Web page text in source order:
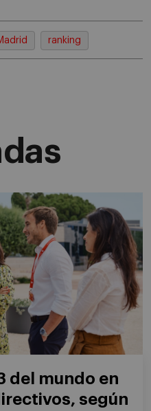
ranking
del mundo en
según